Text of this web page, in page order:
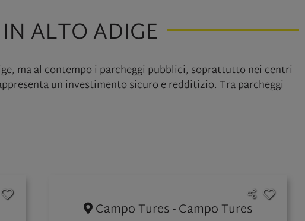
ALTO ADIGE
ma al contempo i parcheggi pubblici, soprattutto nei centri
un investimento sicuro e redditizio. Tra parcheggi
Campo Tures - Campo Tures